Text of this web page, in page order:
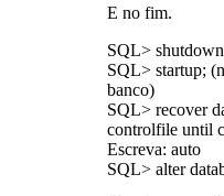
E no fim.
SQL>
SQL> startup;
banco)
SQL> recover
controlfile until
Escreva: auto
SQL> alter